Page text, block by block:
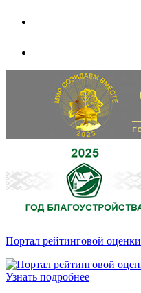
Портал рейтинговой оценки
Узнать подробнее